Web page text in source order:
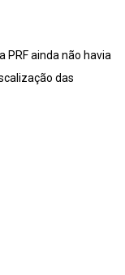
ainda não havia
das